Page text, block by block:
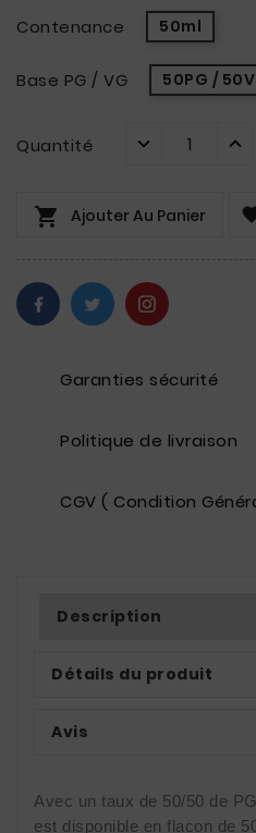
Contenance 50ml
Base PG / VG 50PG /
Quantité
 Ajouter Au Panier
Garanties sécurité
Politique de livraison
CGV ( Condition
Description
Détails du produit
Avis
Avec un taux de 50/50 de
est disponible en flacon de